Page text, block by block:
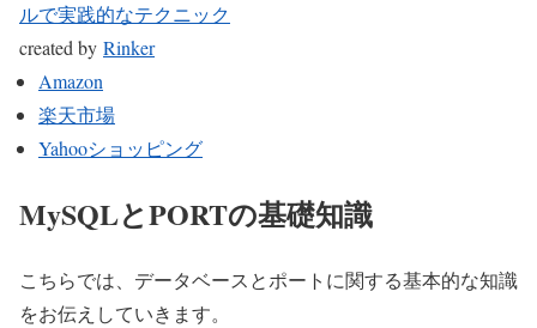
ルで実践的なテクニック
created by Rinker
Amazon
楽天市場
Yahooショッピング
MySQLとPORTの基礎知識
こちらでは、データベースとポートに関する基本的な知識
をお伝えしていきます。